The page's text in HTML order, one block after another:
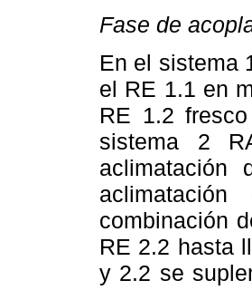
Fase de
En el sistema
el RE 1.1 en
RE 1.2
sistema 2
combinación
RE 2.2 hasta
y 2.2 se